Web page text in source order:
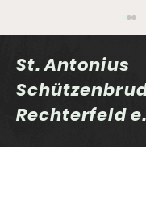
Twistringen
St. Antonius
Rechterfeld